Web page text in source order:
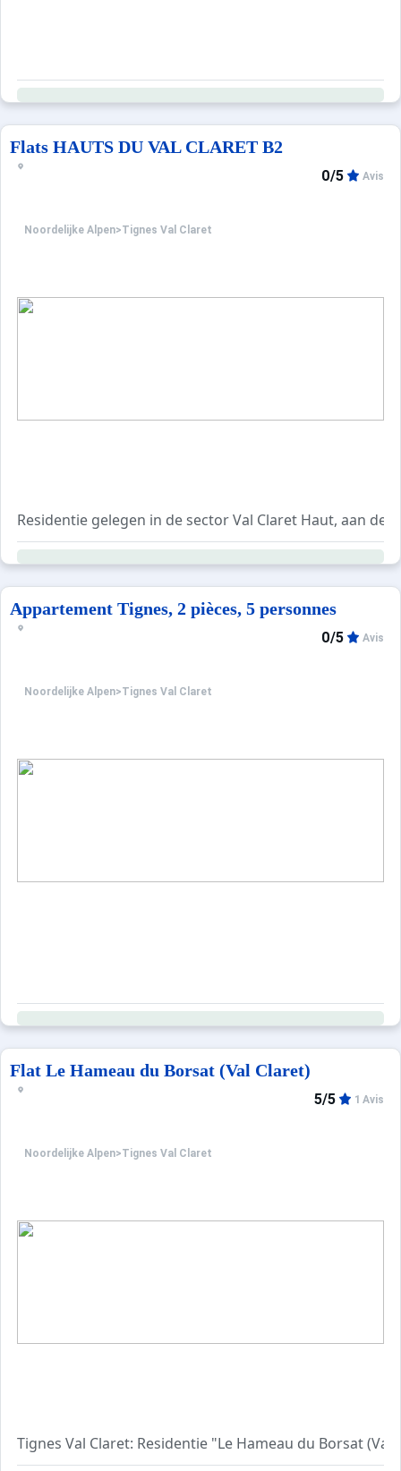
Flats HAUTS DU VAL CLARET B2
Noordelijke Alpen>Tignes Val Claret
0/5 Avis
Residentie gelegen in de sector Val Claret Haut, aan de
Appartement Tignes, 2 pièces, 5 personnes
Noordelijke Alpen>Tignes Val Claret
0/5 Avis
Flat Le Hameau du Borsat (Val Claret)
Noordelijke Alpen>Tignes Val Claret
5/5 1 Avis
Tignes Val Claret: Residentie "Le Hameau du Borsat